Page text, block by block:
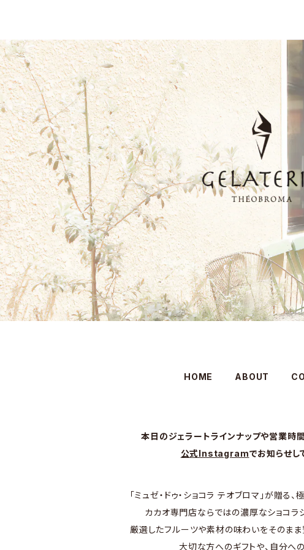
HOME ABOUT
本日のジェラートラインナップや営業時
公式Instagramでお知らせし
「ミュゼ・ドゥ・ショコラ テオブロマ」が贈る
カカオ専門店ならではの濃厚なショコラ
厳選したフルーツや素材の味わいをそのまま
大切な方へのギフトや、自分へ